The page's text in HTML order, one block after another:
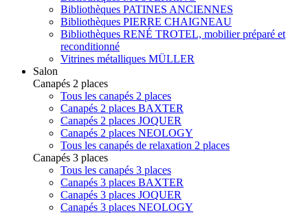
Bibliothèques PATINES ANCIENNES
Bibliothèques PIERRE CHAIGNEAU
Bibliothèques RENÉ TROTEL, mobilier préparé et
reconditionné
Vitrines métalliques MÜLLER
Salon
Canapés 2 places
Tous les canapés 2 places
Canapés 2 places BAXTER
Canapés 2 places JOQUER
Canapés 2 places NEOLOGY
Tous les canapés de relaxation 2 places
Canapés 3 places
Tous les canapés 3 places
Canapés 3 places BAXTER
Canapés 3 places JOQUER
Canapés 3 places NEOLOGY